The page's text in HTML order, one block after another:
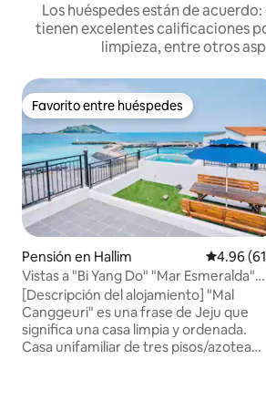
Los huéspedes están de
tienen excelentes calificaciones
limpieza, entre otros
Favorito entre huéspedes
Favorito entre huéspedes
Pensión en Hallim
4.96
Vistas a "Bi Yang Do" "Mar Esmeralda"
"Playa Hyeopjae"/3er piso, azotea, casa
privada "Mal Canton Hyeopjae"
[Descripción del alojamiento] "Mal
Canggeuri" es una frase de Jeju que
significa una casa limpia y ordenada.
Casa unifamiliar de tres pisos/azotea